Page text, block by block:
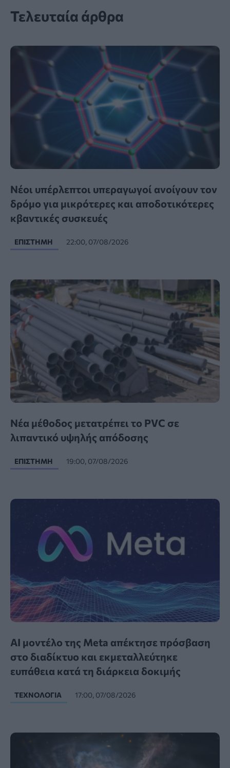
Τελευταία άρθρα
Νέοι υπέρλεπτοι υπεραγωγοί ανοίγουν τον
δρόμο για μικρότερες και αποδοτικότερες
κβαντικές συσκευές
ΕΠΙΣΤΉΜΗ 22:00, 07/08/2026
Νέα μέθοδος μετατρέπει το PVC σε
λιπαντικό υψηλής απόδοσης
ΕΠΙΣΤΉΜΗ 19:00, 07/08/2026
AI μοντέλο της Meta απέκτησε πρόσβαση
στο διαδίκτυο και εκμεταλλεύτηκε
ευπάθεια κατά τη διάρκεια δοκιμής
ΤΕΧΝΟΛΟΓΊΑ 17:00, 07/08/2026